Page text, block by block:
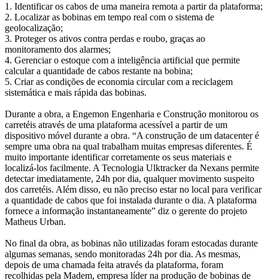
1. Identificar os cabos de uma maneira remota a partir da plataforma;
2. Localizar as bobinas em tempo real com o sistema de
geolocalização;
3. Proteger os ativos contra perdas e roubo, graças ao
monitoramento dos alarmes;
4. Gerenciar o estoque com a inteligência artificial que permite
calcular a quantidade de cabos restante na bobina;
5. Criar as condições de economia circular com a reciclagem
sistemática e mais rápida das bobinas.
Durante a obra, a Engemon Engenharia e Construção monitorou os
carretéis através de uma plataforma acessível a partir de um
dispositivo móvel durante a obra. “A construção de um datacenter é
sempre uma obra na qual trabalham muitas empresas diferentes. É
muito importante identificar corretamente os seus materiais e
localizá-los facilmente. A Tecnologia Ulktracker da Nexans permite
detectar imediatamente, 24h por dia, qualquer movimento suspeito
dos carretéis. Além disso, eu não preciso estar no local para verificar
a quantidade de cabos que foi instalada durante o dia. A plataforma
fornece a informação instantaneamente” diz o gerente do projeto
Matheus Urban.
No final da obra, as bobinas não utilizadas foram estocadas durante
algumas semanas, sendo monitoradas 24h por dia. As mesmas,
depois de uma chamada feita através da plataforma, foram
recolhidas pela Madem, empresa líder na produção de bobinas de